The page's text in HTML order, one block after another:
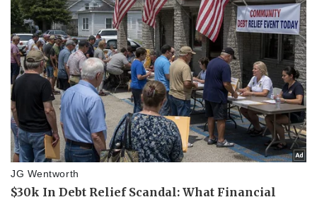
Bóng đá
Lịch thi đấu bóng đá
Thế giới thể thao
eSports
Hậu trường
Ô tô
Xe máy
Tư vấn